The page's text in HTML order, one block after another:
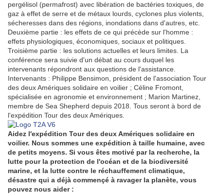
pergélisol (permafrost) avec libération de bactéries toxiques, de
gaz à effet de serre et de métaux lourds, cyclones plus violents,
sécheresses dans des régions, inondations dans d'autres, etc.
Deuxième partie : les effets de ce qui précède sur l'homme :
effets physiologiques, économiques, sociaux et politiques.
Troisième partie : les solutions actuelles et leurs limites. La
conférence sera suivie d'un débat au cours duquel les
intervenants répondront aux questions de l'assistance.
Intervenants : Philippe Bensimon, président de l'association Tour
des deux Amériques solidaire en voilier ; Céline Fromont,
spécialisée en agronomie et environnement ; Marion Martinez,
membre de Sea Shepherd depuis 2018. Tous seront à bord de
l'expédition Tour des deux Amériques.
Aidez l'expédition Tour des deux Amériques solidaire en
voilier. Nous sommes une expédition à taille humaine, avec
de petits moyens. Si vous êtes motivé par la recherche, la
lutte pour la protection de l'océan et de la biodiversité
marine, et la lutte contre le réchauffement climatique,
désastre qui a déjà commençé à ravager la planète, vous
pouvez nous aider :